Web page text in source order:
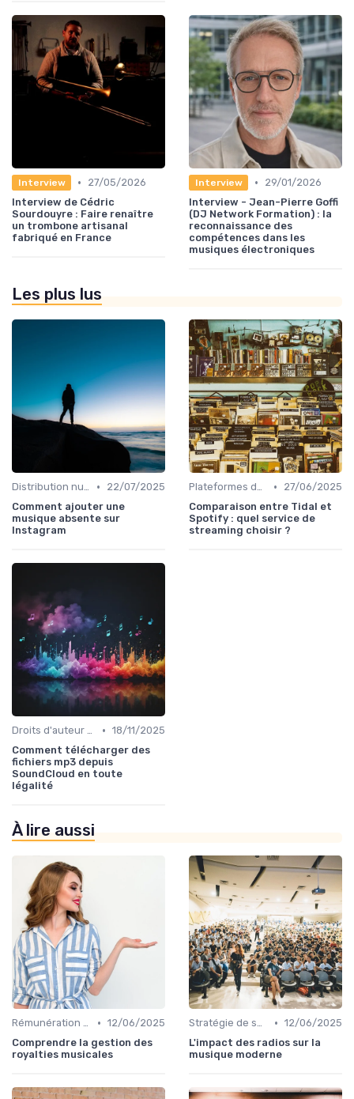
Interview •
27/05/2026
Interview de Cédric
Sourdouyre : Faire renaître
un trombone artisanal
fabriqué en France
Interview •
29/01/2026
Interview - Jean-Pierre Goffi
(DJ Network Formation) : la
reconnaissance des
compétences dans les
musiques électroniques
Les plus lus
Distribution numérique •
22/07/2025
Comment ajouter une
musique absente sur
Instagram
Plateformes de streaming •
27/06/2025
Comparaison entre Tidal et
Spotify : quel service de
streaming choisir ?
Droits d'auteur et SACEM • 18/11/2025
Comment télécharger des
fichiers mp3 depuis
SoundCloud en toute
légalité
À lire aussi
Rémunération des artistes • 12/06/2025
Comprendre la gestion des
royalties musicales
Stratégie de sortie et promotion • 12/06/2025
L'impact des radios sur la
musique moderne